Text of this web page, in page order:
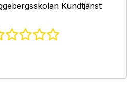
Kundtjänst